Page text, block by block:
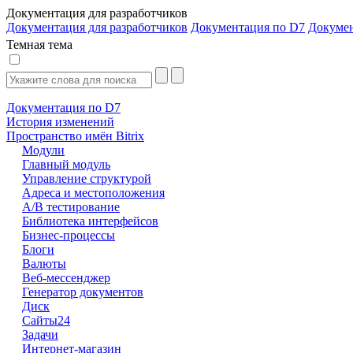
Документация для разработчиков
Документация для разработчиков Документация по D7
Темная тема
Документация по D7
История изменений
Пространство имён Bitrix
Модули
Главный модуль
Управление структурой
Адреса и местоположения
А/В тестирование
Библиотека интерфейсов
Бизнес-процессы
Блоги
Валюты
Веб-мессенджер
Генератор документов
Диск
Сайты24
Задачи
Интернет-магазин